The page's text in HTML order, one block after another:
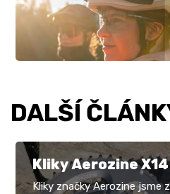
DALŠÍ
Kliky Aerozine
Kliky značky Aerozine jsme